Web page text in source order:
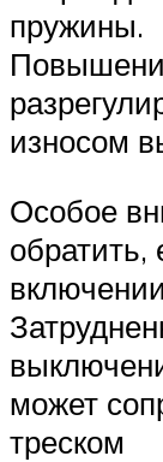
пружины.
износом
Особое
обратить,
может
треском